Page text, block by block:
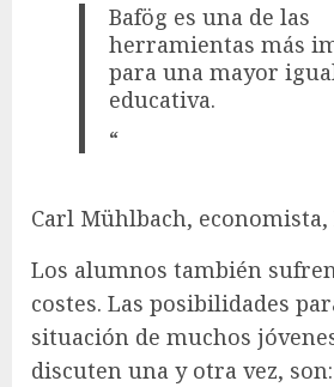
Bafög es una de las
herramientas más
para una mayor
educativa.
“
Carl Mühlbach,
Los alumnos también
costes. Las posibilidades
situación de muchos
discuten una y otra vez,